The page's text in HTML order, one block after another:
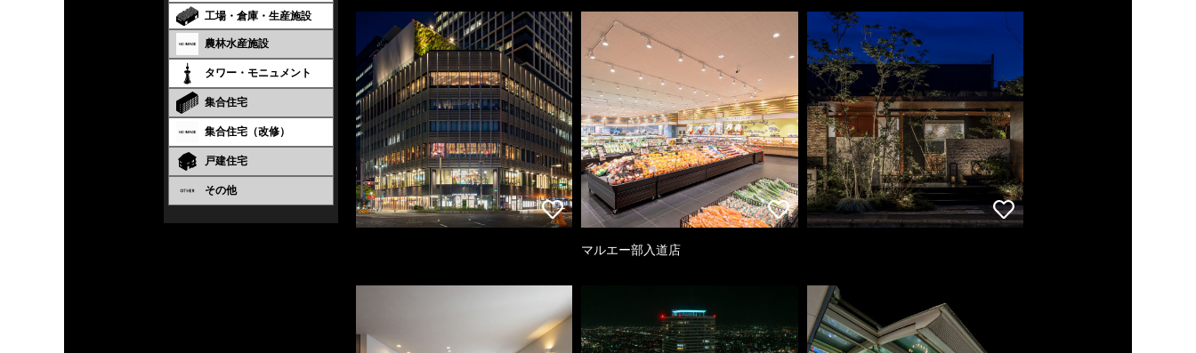
工場・倉庫・生産施設
農林水産施設
タワー・モニュメント
集合住宅
集合住宅（改修）
戸建住宅
その他
マルエー部入道店